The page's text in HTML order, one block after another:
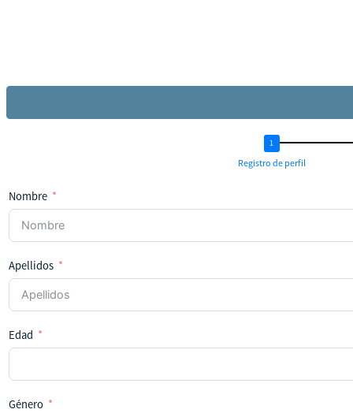
Registro de perfil
Nombre
Apellidos
Edad
Género